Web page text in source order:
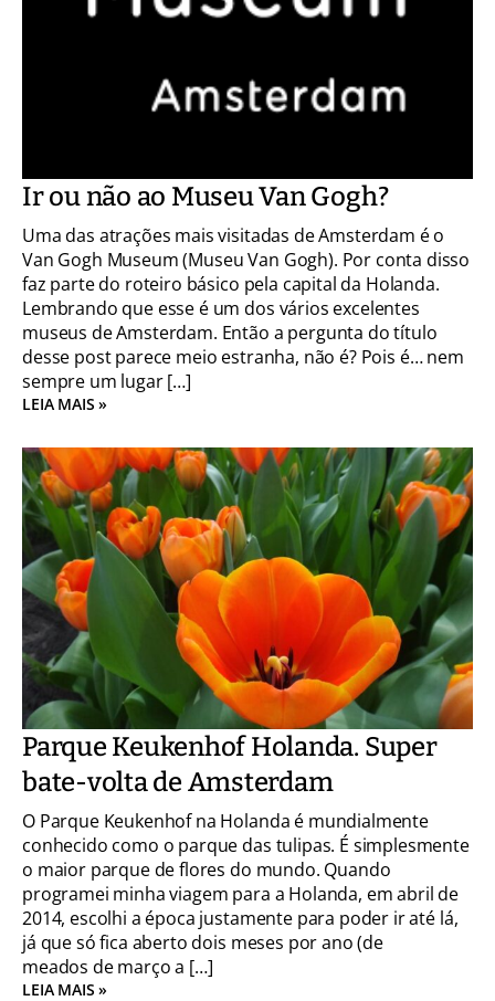
Ir ou não ao Museu Van Gogh?
Uma das atrações mais visitadas de Amsterdam é o
Van Gogh Museum (Museu Van Gogh). Por conta disso
faz parte do roteiro básico pela capital da Holanda.
Lembrando que esse é um dos vários excelentes
museus de Amsterdam. Então a pergunta do título
desse post parece meio estranha, não é? Pois é… nem
sempre um lugar […]
LEIA MAIS »
Parque Keukenhof Holanda. Super
bate-volta de Amsterdam
O Parque Keukenhof na Holanda é mundialmente
conhecido como o parque das tulipas. É simplesmente
o maior parque de flores do mundo. Quando
programei minha viagem para a Holanda, em abril de
2014, escolhi a época justamente para poder ir até lá,
já que só fica aberto dois meses por ano (de
meados de março a […]
LEIA MAIS »